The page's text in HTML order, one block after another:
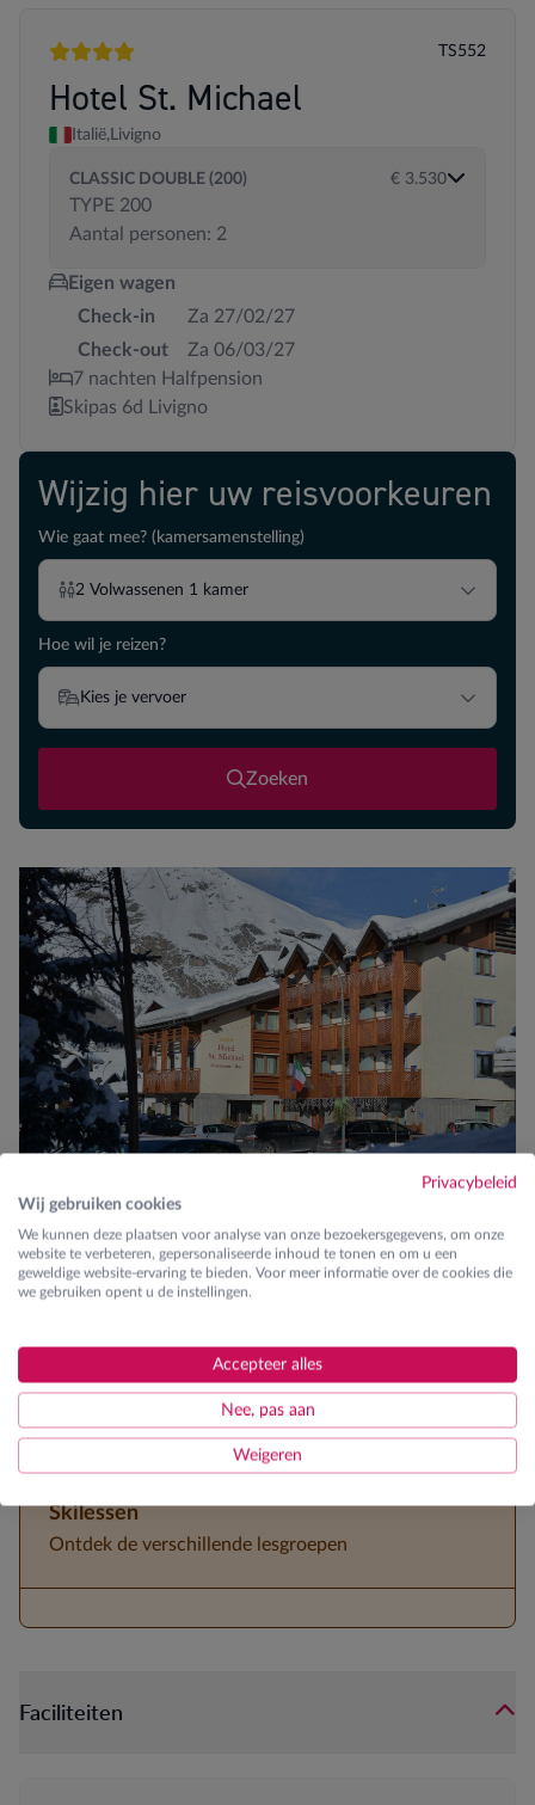
Privacybeleid
Wij gebruiken cookies
We kunnen deze plaatsen voor analyse van onze bezoekersgegevens, om onze
website te verbeteren, gepersonaliseerde inhoud te tonen en om u een
geweldige website-ervaring te bieden. Voor meer informatie over de cookies die
we gebruiken opent u de instellingen.
Accepteer alles
Nee, pas aan
Weigeren
4 sterren
TS552
Hotel St. Michael
Italië, Livigno
CLASSIC DOUBLE (200)
TYPE 200
Aantal personen: 2
€ 3.530
Eigen wagen
Check-in
Za 27/02/27
Check-out
Za 06/03/27
7 nachten Halfpension
Skipas 6d Livigno
Wijzig hier uw reisvoorkeuren
Wie gaat mee? (kamersamenstelling)
2 Volwassenen 1 kamer
Hoe wil je reizen?
Kies je vervoer
Zoeken
Over Hotel St. Michael
Activity & gourmet
Op wandelafstand van de liften
Skilessen
Ontdek de verschillende lesgroepen
Faciliteiten